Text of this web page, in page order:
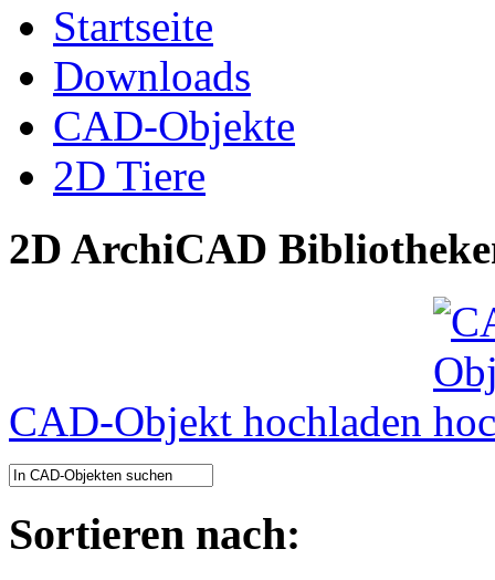
Startseite
Downloads
CAD-Objekte
2D Tiere
2D ArchiCAD
CAD-Objekt hochladen
Sortieren nach: